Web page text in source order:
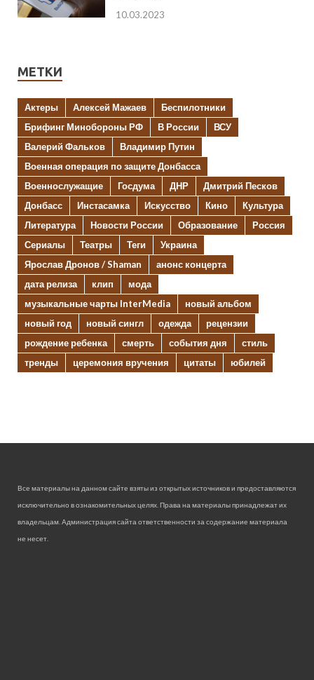
10.03.2023
МЕТКИ
Актеры Алексей Мажаев
Беспилотники
Брифинг Минобороны РФ
В России
ВСУ
Валерий Фальков
Владимир Путин
Военная операция по защите Донбасса
Военнослужащие
Госдума ДНР
Дмитрий Песков
Донбасс
Инстасамка Искусство Кино
Культура
Литература
Новости России Образование
Россия
Сериалы
Театры Теги
Украина
Ярослав Дронов / Shaman
анонс концерта
дата релиза
клип
мода
музыкальные чарты InterMedia
новый альбом
новый год
новый сингл одежда
рецензии
рождение ребенка
смерть события дня
стиль
тренды
церемония вручения цитаты юбилей
Все материалы на данном сайте взяты из открытых источников и предоставляются
исключительно в ознакомительных целях. Права на материалы принадлежат их
владельцам. Администрация сайта ответственности за содержание материала
не несет.